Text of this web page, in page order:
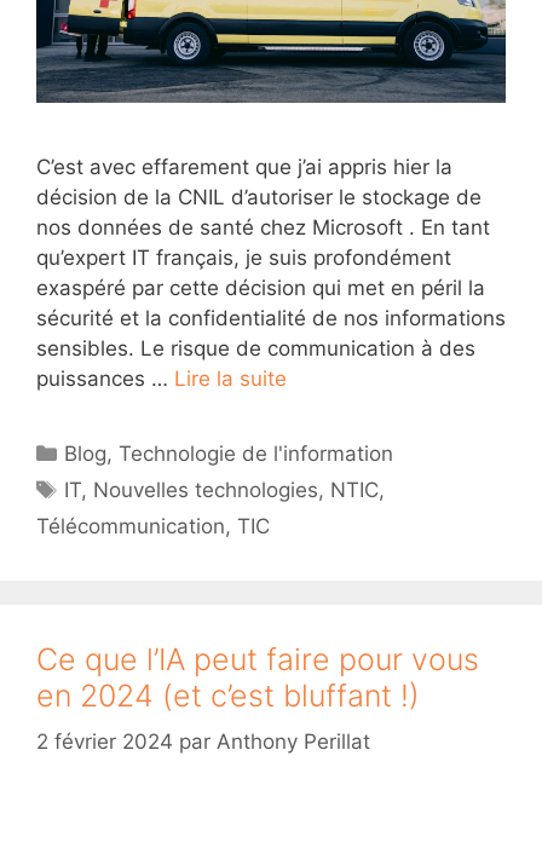
C’est avec effarement que j’ai appris hier la
décision de la CNIL d’autoriser le stockage de
nos données de santé chez Microsoft . En tant
qu’expert IT français, je suis profondément
exaspéré par cette décision qui met en péril la
sécurité et la confidentialité de nos informations
sensibles. Le risque de communication à des
puissances … Lire la suite
Catégories
Blog,Technologie de l'information
Étiquettes
IT, Nouvelles technologies, NTIC,
Télécommunication, TIC
Ce que l’IA peut faire pour vous
en 2024 (et c’est bluffant !)
2 février 2024 par Anthony Perillat